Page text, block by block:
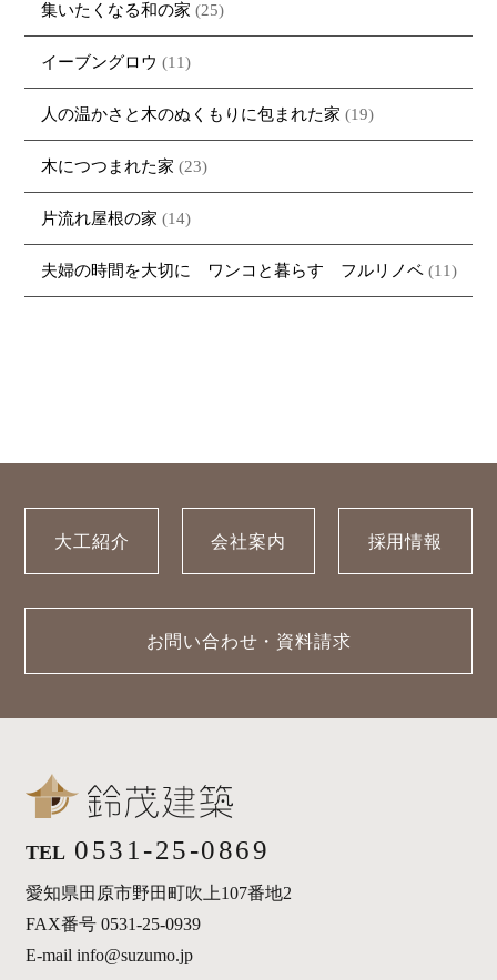
集いたくなる和の家 (25)
イーブングロウ (11)
人の温かさと木のぬくもりに包まれた家 (19)
木につつまれた家 (23)
片流れ屋根の家 (14)
夫婦の時間を大切に ワンコと暮らす フルリノベ (11)
大工紹介 会社案内 採用情報
お問い合わせ・資料請求
TEL 0531-25-0869
愛知県田原市野田町吹上107番地2
FAX番号 0531-25-0939
E-mail info@suzumo.jp